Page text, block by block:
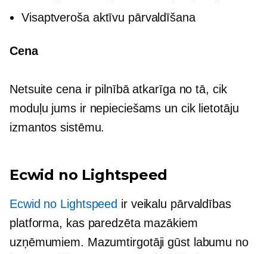
Visaptveroša aktīvu pārvaldīšana
Сena
Netsuite cena ir pilnībā atkarīga no tā, cik
moduļu jums ir nepieciešams un cik lietotāju
izmantos sistēmu.
Ecwid no Lightspeed
Ecwid no Lightspeed ir veikalu pārvaldības
platforma, kas paredzēta mazākiem
uzņēmumiem. Mazumtirgotāji gūst labumu no